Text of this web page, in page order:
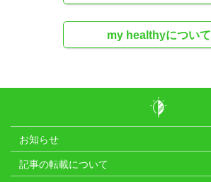
my healthyについて
お知らせ
記事の転載について